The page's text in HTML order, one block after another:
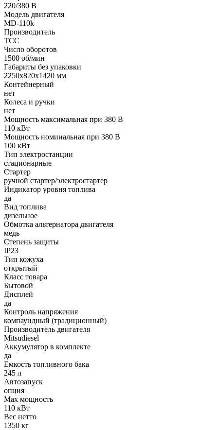
220/380 В
Модель двигателя
MD-110k
Производитель
ТСС
Число оборотов
1500 об/мин
Габариты без упаковки
2250х820х1420 мм
Контейнерный
нет
Колеса и ручки
нет
Мощность максимальная при 380 В
110 кВт
Мощность номинальная при 380 В
100 кВт
Тип электростанции
стационарные
Стартер
ручной стартер/электростартер
Индикатор уровня топлива
да
Вид топлива
дизельное
Обмотка альтернатора двигателя
медь
Степень защиты
IP23
Тип кожуха
открытый
Класс товара
Бытовой
Дисплей
да
Контроль напряжения
компаундный (традиционный)
Производитель двигателя
Mitsudiesel
Аккумулятор в комплекте
да
Емкость топливного бака
245 л
Автозапуск
опция
Max мощность
110 кВт
Вес нетто
1350 кг